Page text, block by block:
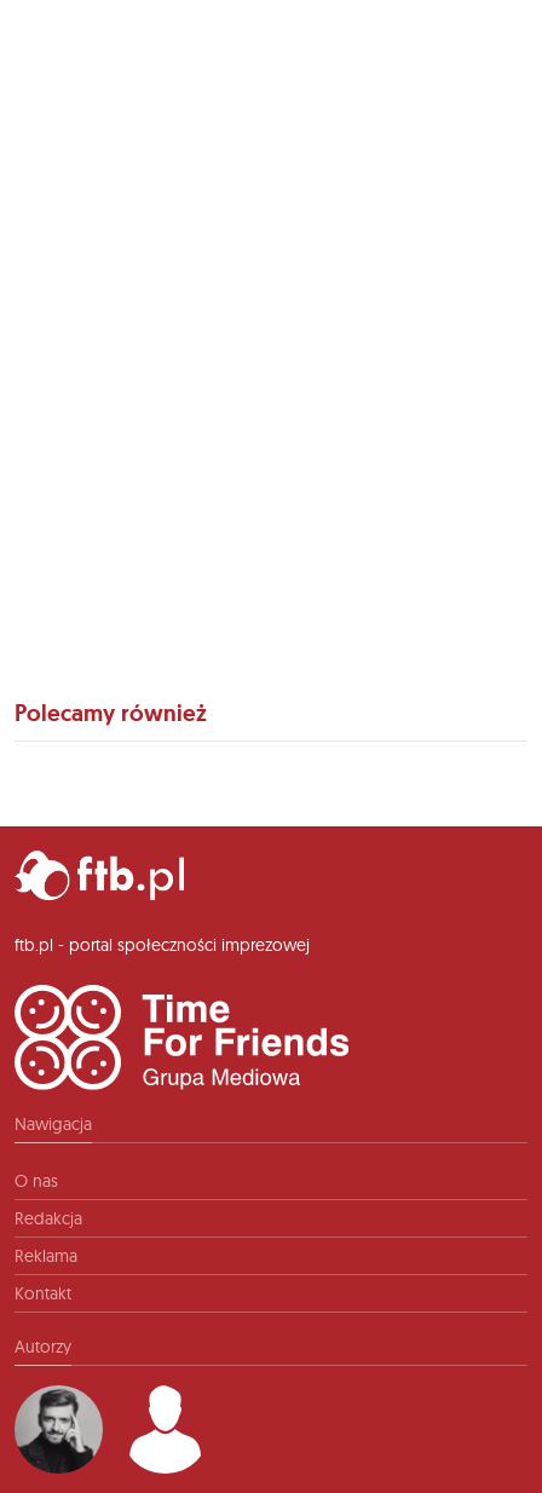
Polecamy również
ftb.pl - portal społeczności imprezowej
Nawigacja
O nas
Redakcja
Reklama
Kontakt
Autorzy